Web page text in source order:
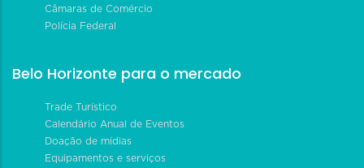
Câmaras de Comércio
Polícia Federal
Belo Horizonte para o mercado
Trade Turístico
Calendário Anual de Eventos
Doação de mídias
Equipamentos e serviços